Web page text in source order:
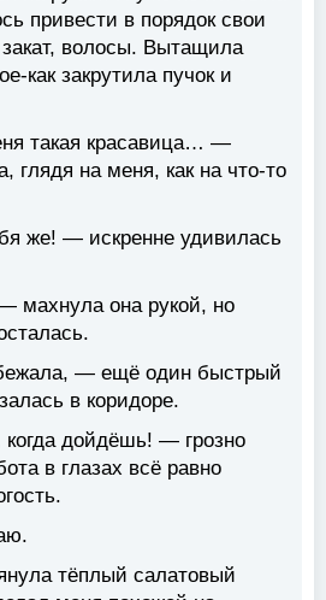
привести в порядок свои
волосы. Вытащила
как закрутила пучок и
такая красавица… —
глядя на меня, как на что-то
же! — искренне удивилась
махнула она рукой, но
— ещё один быстрый
в коридоре.
дойдёшь! — грозно
в глазах всё равно
тёплый салатовый